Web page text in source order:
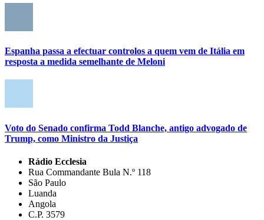
Espanha passa a efectuar controlos a quem vem de Itália em
resposta a medida semelhante de Meloni
Voto do Senado confirma Todd Blanche, antigo advogado de
Trump, como Ministro da Justiça
Rádio Ecclesia
Rua Commandante Bula N.º 118
São Paulo
Luanda
Angola
C.P. 3579